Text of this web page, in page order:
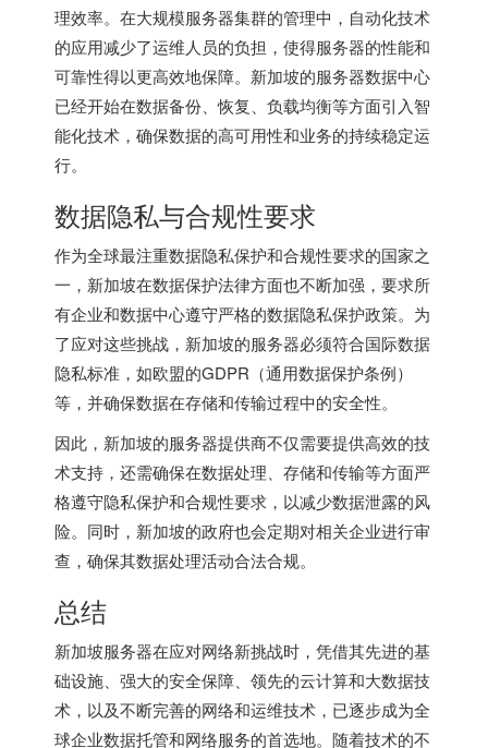
理效率。在大规模服务器集群的管理中，自动化技术
的应用减少了运维人员的负担，使得服务器的性能和
可靠性得以更高效地保障。新加坡的服务器数据中心
已经开始在数据备份、恢复、负载均衡等方面引入智
能化技术，确保数据的高可用性和业务的持续稳定运
行。
数据隐私与合规性要求
作为全球最注重数据隐私保护和合规性要求的国家之
一，新加坡在数据保护法律方面也不断加强，要求所
有企业和数据中心遵守严格的数据隐私保护政策。为
了应对这些挑战，新加坡的服务器必须符合国际数据
隐私标准，如欧盟的GDPR（通用数据保护条例）
等，并确保数据在存储和传输过程中的安全性。
因此，新加坡的服务器提供商不仅需要提供高效的技
术支持，还需确保在数据处理、存储和传输等方面严
格遵守隐私保护和合规性要求，以减少数据泄露的风
险。同时，新加坡的政府也会定期对相关企业进行审
查，确保其数据处理活动合法合规。
总结
新加坡服务器在应对网络新挑战时，凭借其先进的基
础设施、强大的安全保障、领先的云计算和大数据技
术，以及不断完善的网络和运维技术，已逐步成为全
球企业数据托管和网络服务的首选地。随着技术的不